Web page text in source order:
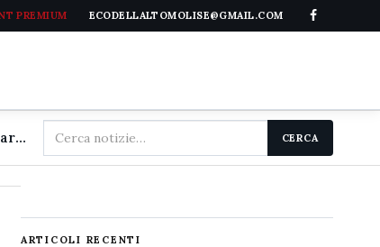
PREMIUM ECODELLALTOMOLISE@GMAIL.COM
Arma dei Carabinieri in lutto: se n'è andato troppo presto il luogotenente carica speciale Tommaso Stracqualursi
Cerca
nel
CERCA
ARTICOLI RECENTI